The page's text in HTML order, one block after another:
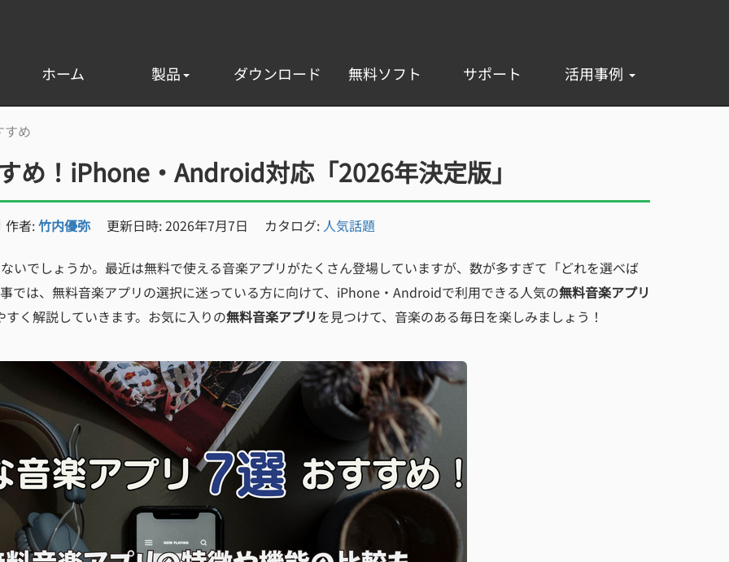
ホーム 製品 ダウンロード 無料ソフト サポート 活用事例
め
め！iPhone・Android対応「2026年決定版」
作者:竹内優弥 更新日時: 2026年7月7日 カタログ: 人気話題
いでしょうか。最近は無料で使える音楽アプリがたくさん登場していますが、数が多すぎて「どれを選べば
では、無料音楽アプリの選択に迷っている方に向けて、iPhone・Androidで利用できる人気の無料音楽アプリ
く解説していきます。お気に入りの無料音楽アプリを見つけて、音楽のある毎日を楽しみましょう！